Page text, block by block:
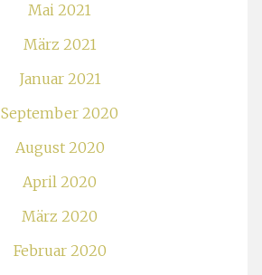
Mai 2021
März 2021
Januar 2021
September 2020
August 2020
April 2020
März 2020
Februar 2020